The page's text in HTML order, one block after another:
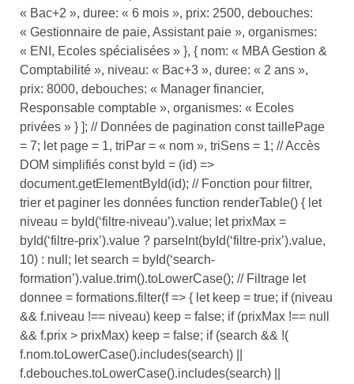
« Bac+2 », duree: « 6 mois », prix: 2500, debouches:
« Gestionnaire de paie, Assistant paie », organismes:
« ENI, Ecoles spécialisées » }, { nom: « MBA Gestion &
Comptabilité », niveau: « Bac+3 », duree: « 2 ans »,
prix: 8000, debouches: « Manager financier,
Responsable comptable », organismes: « Ecoles
privées » } ]; // Données de pagination const taillePage
= 7; let page = 1, triPar = « nom », triSens = 1; // Accès
DOM simplifiés const byId = (id) =>
document.getElementById(id); // Fonction pour filtrer,
trier et paginer les données function renderTable() { let
niveau = byId(‘filtre-niveau’).value; let prixMax =
byId(‘filtre-prix’).value ? parseInt(byId(‘filtre-prix’).value,
10) : null; let search = byId(‘search-
formation’).value.trim().toLowerCase(); // Filtrage let
donnee = formations.filter(f => { let keep = true; if (niveau
&& f.niveau !== niveau) keep = false; if (prixMax !== null
&& f.prix > prixMax) keep = false; if (search && !(
f.nom.toLowerCase().includes(search) ||
f.debouches.toLowerCase().includes(search) ||